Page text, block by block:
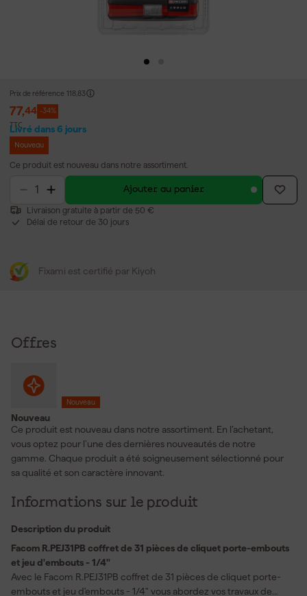
Prix de référence 118,83
77,44 -34%
TTC
Livré dans 6 jours
Nouveau
Ce produit est nouveau dans notre assortiment.
Ajouter au panier
Livraison gratuite à partir de 50 €
Délai de retour de 30 jours
Fixami est certifié par Kiyoh
Offres
Nouveau
Nouveau
Ce produit est nouveau dans notre assortiment. En l’achetant,
vous optez pour l’une des dernières nouveautés de notre
gamme. Chaque produit a été soigneusement sélectionné pour
sa qualité et son caractère innovant.
Informations sur le produit
Description du produit
Facom R.PEJ31PB coffret de 31 pièces de cliquet porte-embouts
et jeu d'embouts - 1/4"
Avec le Facom R.PEJ31PB coffret de 31 pièces de cliquet porte-
embouts et jeu d'embouts - 1/4" vous abordez vos travaux de